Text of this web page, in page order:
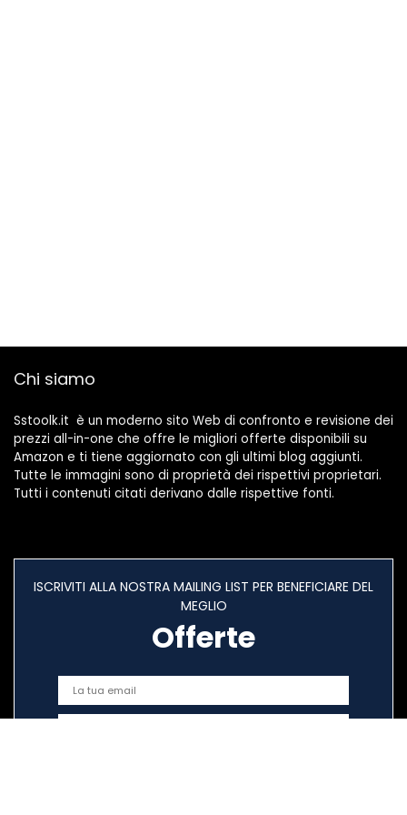
Chi siamo
Sstoolk.it è un moderno sito Web di confronto e revisione dei
prezzi all-in-one che offre le migliori offerte disponibili su
Amazon e ti tiene aggiornato con gli ultimi blog aggiunti.
Tutte le immagini sono di proprietà dei rispettivi proprietari.
Tutti i contenuti citati derivano dalle rispettive fonti.
ISCRIVITI ALLA NOSTRA MAILING LIST PER BENEFICIARE DEL
MEGLIO
Offerte